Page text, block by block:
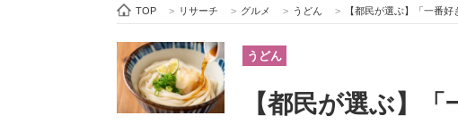
ビジネスと働き方のヒント
TOP > リサーチ > グルメ > うどん > 【都民が選ぶ】「一番好きな
うどん
【都民が選ぶ】